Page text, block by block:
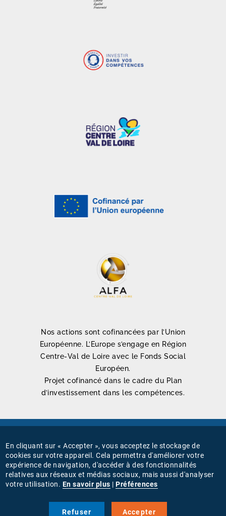
Nos actions sont cofinancées par l’Union
Européenne. L’Europe s’engage en Région
Centre-Val de Loire avec le Fonds Social
Européen.
Projet cofinancé dans le cadre du Plan
d’investissement dans les compétences.
MENU
PIED
DE
PAGE
Mentions légales
Connexion
Gestion des cookies
Nous suivre sur
En cliquant sur « Accepter », vous acceptez le stockage de
cookies sur votre appareil. Cela permettra d'améliorer votre
expérience de navigation, d'accéder à des fonctionnalités
relatives aux réseaux et médias sociaux, mais aussi d'analyser
votre utilisation. En savoir plus |Préférences
Refuser Accepter